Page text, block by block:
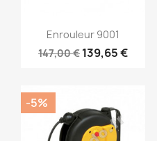
Aperçu rapide
Enrouleur 9001
147,00 € 139,65 €
-5%